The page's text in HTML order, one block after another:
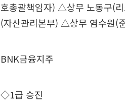
호총괄책임자) △상무 노동구(
(자산관리본부) △상무 염수원(
BNK금융지주
◇1급 승진